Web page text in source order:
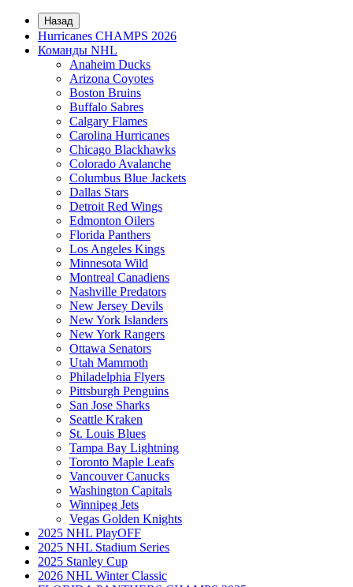
Назад
Hurricanes CHAMPS 2026
Команды NHL
Anaheim Ducks
Arizona Coyotes
Boston Bruins
Buffalo Sabres
Calgary Flames
Carolina Hurricanes
Chicago Blackhawks
Colorado Avalanche
Columbus Blue Jackets
Dallas Stars
Detroit Red Wings
Edmonton Oilers
Florida Panthers
Los Angeles Kings
Minnesota Wild
Montreal Canadiens
Nashville Predators
New Jersey Devils
New York Islanders
New York Rangers
Ottawa Senators
Utah Mammoth
Philadelphia Flyers
Pittsburgh Penguins
San Jose Sharks
Seattle Kraken
St. Louis Blues
Tampa Bay Lightning
Toronto Maple Leafs
Vancouver Canucks
Washington Capitals
Winnipeg Jets
Vegas Golden Knights
2025 NHL PlayOFF
2025 NHL Stadium Series
2025 Stanley Cup
2026 NHL Winter Classic